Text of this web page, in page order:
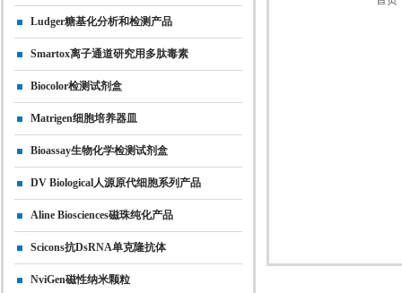
Ludger糖基化分析和检测产品
Smartox离子通道研究用多肽毒素
Biocolor检测试剂盒
Matrigen细胞培养器皿
Bioassay生物化学检测试剂盒
DV Biological人源原代细胞系列产品
Aline Biosciences磁珠纯化产品
Scicons抗dsRNA单克隆抗体
NviGen磁性纳米颗粒